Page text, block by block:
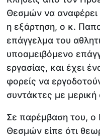
Θεσμών να αναφέρει
η εξάρτηση, ο κ.
επάγγελμα του
υποαμειβόμενο
εργασίας, και έχει
φορείς να
συντάκτες με
Σε παρέμβαση του, ο
Θεσμών είπε ότι